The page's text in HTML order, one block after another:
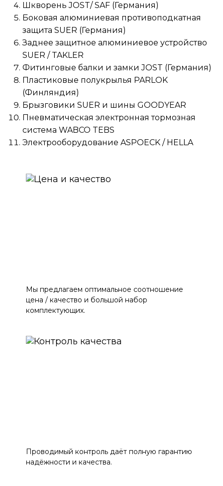
Шкворень JOST/ SAF (Германия)
Боковая алюминиевая противоподкатная
защита SUER (Германия)
Заднее защитное алюминиевое устройство
SUER / TAKLER
Фитинговые балки и замки JOST (Германия)
Пластиковые полукрылья PARLOK
(Финляндия)
Брызговики SUER и шины GOODYEAR
Пневматическая электронная тормозная
система WABCO TEBS
Электрооборудование ASPOECK / HELLA
Мы предлагаем оптимальное соотношение
цена / качество и большой набор
комплектующих.
Проводимый контроль даёт полную гарантию
надёжности и качества.